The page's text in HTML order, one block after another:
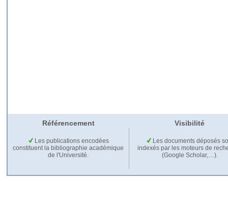
Référencement Visibilité
Les publications encodées
constituent la bibliographie académique
de l'Université.
Les documents déposés
indexés par les moteurs de
(Google Scholar,…).